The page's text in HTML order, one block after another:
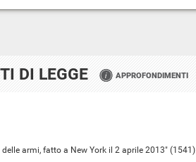
DI LEGGE APPROFONDIMENTI
armi, fatto a New York il 2 aprile 2013" (1541)